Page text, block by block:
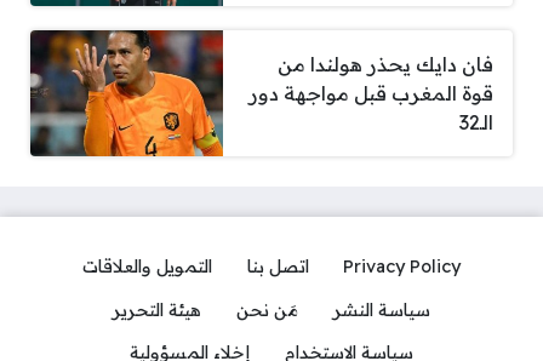
فان دايك يحذر هولندا من
قوة المغرب قبل مواجهة دور
الـ32
Privacy Policy اتصل بنا
التمويل والعلاقات
سياسة النشر
مَن نحن
هيئة التحرير
سياسة الاستخدام
إخلاء المسؤولية